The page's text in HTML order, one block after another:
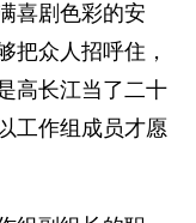
剧色彩的安
把众人招呼住，
高长江当了二十
工作组成员才愿